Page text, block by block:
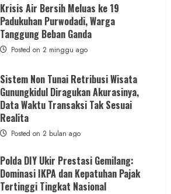
Krisis Air Bersih Meluas ke 19
Padukuhan Purwodadi, Warga
Tanggung Beban Ganda
Posted on 2 minggu ago
Sistem Non Tunai Retribusi Wisata
Gunungkidul Diragukan Akurasinya,
Data Waktu Transaksi Tak Sesuai
Realita
Posted on 2 bulan ago
Polda DIY Ukir Prestasi Gemilang:
Dominasi IKPA dan Kepatuhan Pajak
Tertinggi Tingkat Nasional